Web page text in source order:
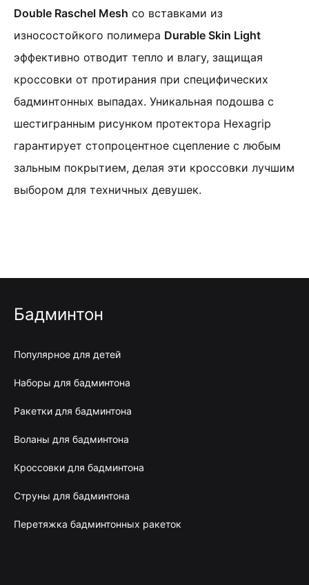
Double Raschel Mesh со вставками из
износостойкого полимера Durable Skin Light
эффективно отводит тепло и влагу, защищая
кроссовки от протирания при специфических
бадминтонных выпадах. Уникальная подошва с
шестигранным рисунком протектора Hexagrip
гарантирует стопроцентное сцепление с любым
зальным покрытием, делая эти кроссовки лучшим
выбором для техничных девушек.
Бадминтон
Популярное для детей
Наборы для бадминтона
Ракетки для бадминтона
Воланы для бадминтона
Кроссовки для бадминтона
Струны для бадминтона
Перетяжка бадминтонных ракеток